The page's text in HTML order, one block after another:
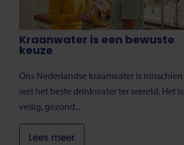
Kraanwater is een bewuste
keuze
Ons Nederlandse kraanwater is misschien
wel het beste drinkwater ter wereld. Het is
veilig, gezond...
Lees meer